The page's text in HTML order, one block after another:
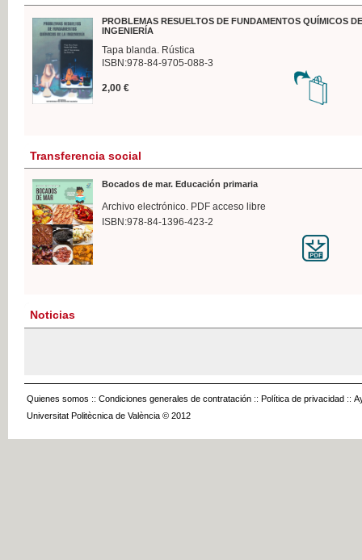
PROBLEMAS RESUELTOS DE FUNDAMENTOS QUÍMICOS
INGENIERÍA
Tapa blanda. Rústica
ISBN:978-84-9705-088-3
2,00 €
Transferencia social
Bocados de mar. Educación primaria
Archivo electrónico. PDF acceso libre
ISBN:978-84-1396-423-2
Noticias
Quienes somos :: Condiciones generales de contratación :: Política de privacidad ::
Universitat Politècnica de València © 2012